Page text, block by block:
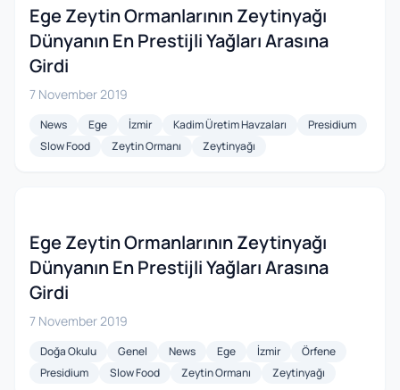
Ege Zeytin Ormanlarının Zeytinyağı
Dünyanın En Prestijli Yağları Arasına
Girdi
7 November 2019
News Ege İzmir Kadim Üretim Havzaları
Presidium
Slow Food
Zeytin Ormanı Zeytinyağı
Ege Zeytin Ormanlarının Zeytinyağı
Dünyanın En Prestijli Yağları Arasına
Girdi
7 November 2019
Doğa Okulu Genel News Ege İzmir
Örfene
Presidium
Slow Food Zeytin Ormanı Zeytinyağı